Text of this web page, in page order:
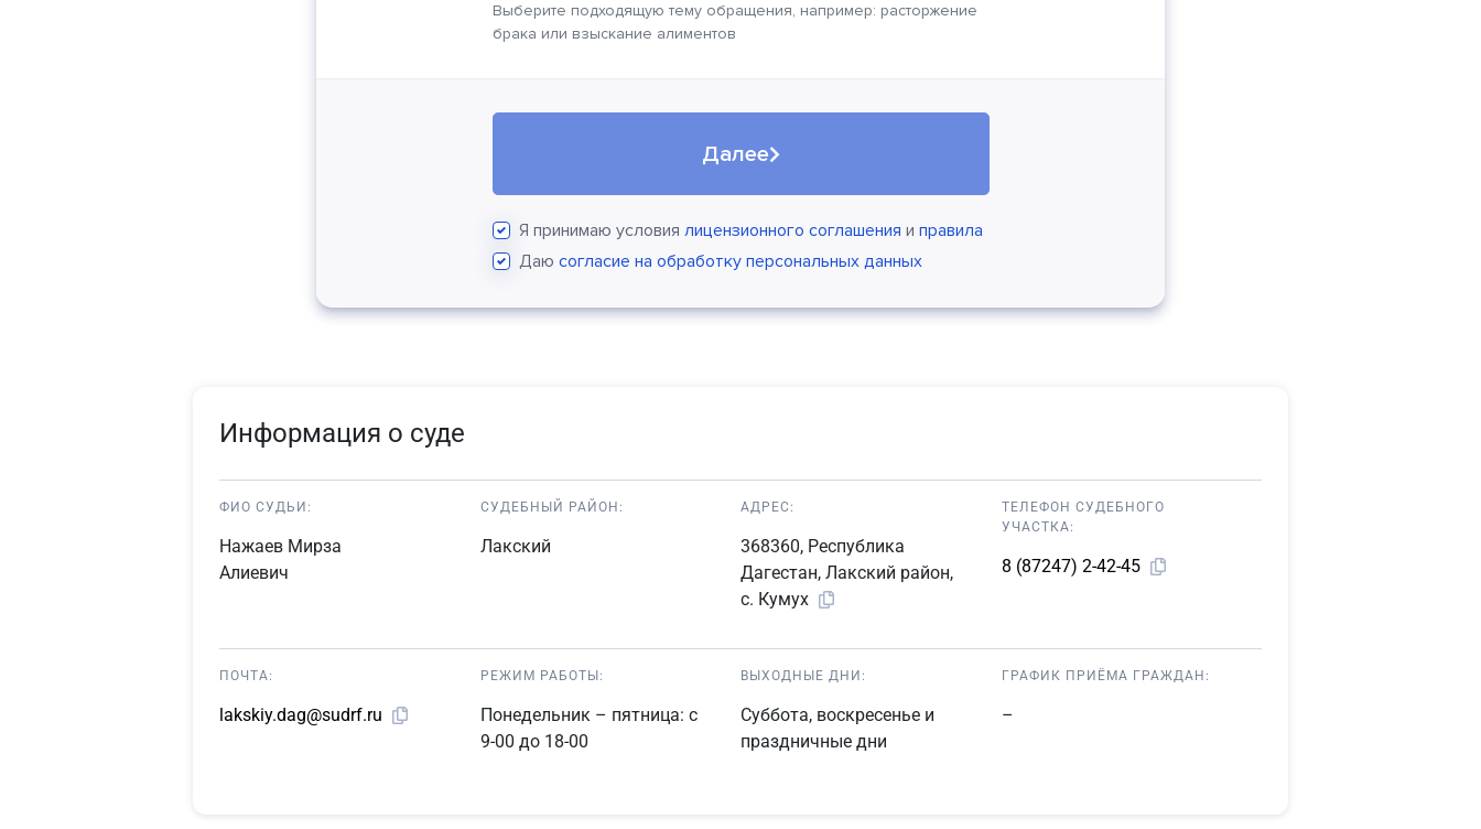
Выберите подходящую тему обращения, например: расторжение
брака или взыскание алиментов
Далее
Я принимаю условия лицензионного соглашения и правила
Даю согласие на обработку персональных данных
Информация о суде
ФИО СУДЬИ:
Нажаев Мирза
Алиевич
СУДЕБНЫЙ РАЙОН:
Лакский
АДРЕС:
368360, Республика
Дагестан, Лакский район,
с. Кумух
ТЕЛЕФОН СУДЕБНОГО
УЧАСТКА:
8 (87247) 2-42-45
ПОЧТА:
lakskiy.dag@sudrf.ru
РЕЖИМ РАБОТЫ:
Понедельник – пятница: с
9-00 до 18-00
ВЫХОДНЫЕ ДНИ:
Суббота, воскресенье и
праздничные дни
ГРАФИК ПРИЁМА ГРАЖДАН:
–